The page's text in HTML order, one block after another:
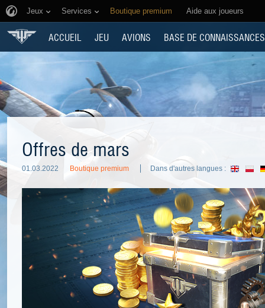
Jeux Services Boutique premium Aide aux joueurs
ACCUEIL JEU AVIONS BASE DE CONNAISSANCES
Offres de mars
01.03.2022 Boutique premium Dans d'autres langues :